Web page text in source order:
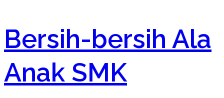
Bersih-bersih Ala
Anak SMK